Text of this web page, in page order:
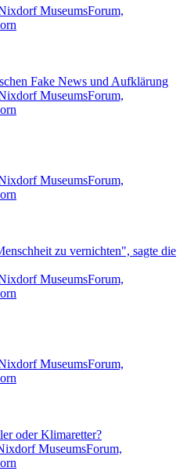
MuseumsForum,
Fake News und Aufklärung
MuseumsForum,
MuseumsForum,
zu vernichten", sagte die
MuseumsForum,
MuseumsForum,
oder Klimaretter?
MuseumsForum,